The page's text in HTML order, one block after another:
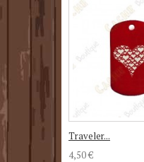
Traveler...
4,50 €